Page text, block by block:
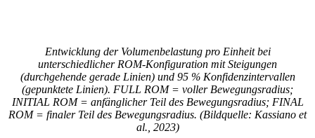
Entwicklung der Volumenbelastung pro Einheit bei
unterschiedlicher ROM-Konfiguration mit Steigungen
(durchgehende gerade Linien) und 95 % Konfidenzintervallen
(gepunktete Linien). FULL ROM = voller Bewegungsradius;
INITIAL ROM = anfänglicher Teil des Bewegungsradius; FINAL
ROM = finaler Teil des Bewegungsradius. (Bildquelle: Kassiano et
al., 2023)